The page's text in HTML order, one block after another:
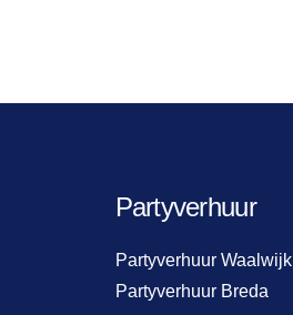
Partyverhuur
Partyverhuur Waalwijk
Partyverhuur Breda